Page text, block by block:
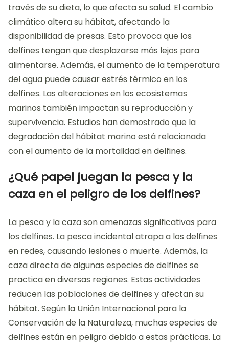
través de su dieta, lo que afecta su salud. El cambio
climático altera su hábitat, afectando la
disponibilidad de presas. Esto provoca que los
delfines tengan que desplazarse más lejos para
alimentarse. Además, el aumento de la temperatura
del agua puede causar estrés térmico en los
delfines. Las alteraciones en los ecosistemas
marinos también impactan su reproducción y
supervivencia. Estudios han demostrado que la
degradación del hábitat marino está relacionada
con el aumento de la mortalidad en delfines.
¿Qué papel juegan la pesca y la
caza en el peligro de los delfines?
La pesca y la caza son amenazas significativas para
los delfines. La pesca incidental atrapa a los delfines
en redes, causando lesiones o muerte. Además, la
caza directa de algunas especies de delfines se
practica en diversas regiones. Estas actividades
reducen las poblaciones de delfines y afectan su
hábitat. Según la Unión Internacional para la
Conservación de la Naturaleza, muchas especies de
delfines están en peligro debido a estas prácticas. La